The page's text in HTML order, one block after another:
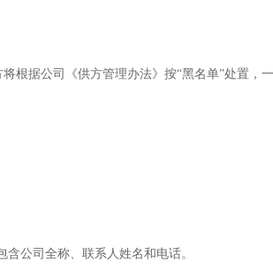
根据公司《供方管理办法》按“黑名单”处置，
公司全称、联系人姓名和电话。